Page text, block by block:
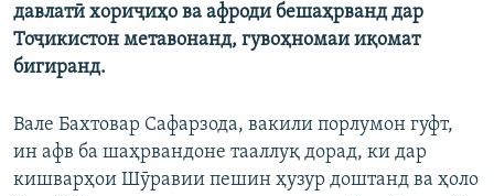
давлатӣ хориҷиҳо ва афроди бешаҳрванд дар
Тоҷикистон метавонанд, гувоҳномаи иқомат
бигиранд.
Вале Бахтовар Cафарзода, вакили порлумон гуфт,
ин афв ба шаҳрвандоне тааллуқ дорад, ки дар
кишварҳои Шӯравии пешин ҳузур доштанд ва ҳоло